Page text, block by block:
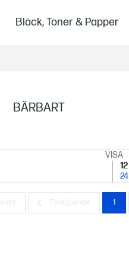
Bläck, Toner & Papper
BÄRBART
VISA
12
24
1